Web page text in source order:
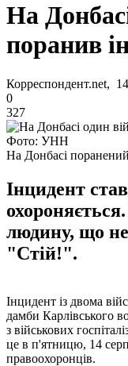
На
поранив
Корреспондент.net,
0
327
Фото: УНН
На Донбасі
Інцидент
людину, що
"Стій!".
Інцидент із двома
дамби Карлівського
з військових
це в п'ятницю, 14
правоохоронців.